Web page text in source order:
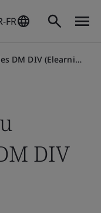
FR
DIV (Elearning)
DIV